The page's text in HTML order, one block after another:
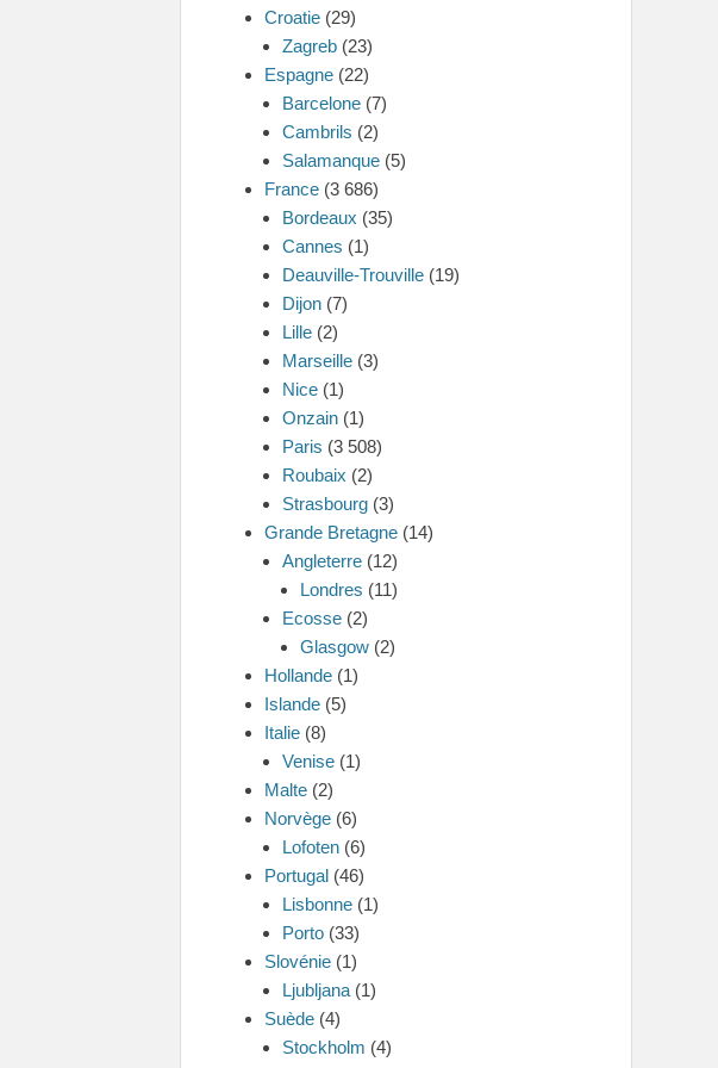
Croatie (29)
Zagreb (23)
Espagne (22)
Barcelone (7)
Cambrils (2)
Salamanque (5)
France (3 686)
Bordeaux (35)
Cannes (1)
Deauville-Trouville (19)
Dijon (7)
Lille (2)
Marseille (3)
Nice (1)
Onzain (1)
Paris (3 508)
Roubaix (2)
Strasbourg (3)
Grande Bretagne (14)
Angleterre (12)
Londres (11)
Ecosse (2)
Glasgow (2)
Hollande (1)
Islande (5)
Italie (8)
Venise (1)
Malte (2)
Norvège (6)
Lofoten (6)
Portugal (46)
Lisbonne (1)
Porto (33)
Slovénie (1)
Ljubljana (1)
Suède (4)
Stockholm (4)